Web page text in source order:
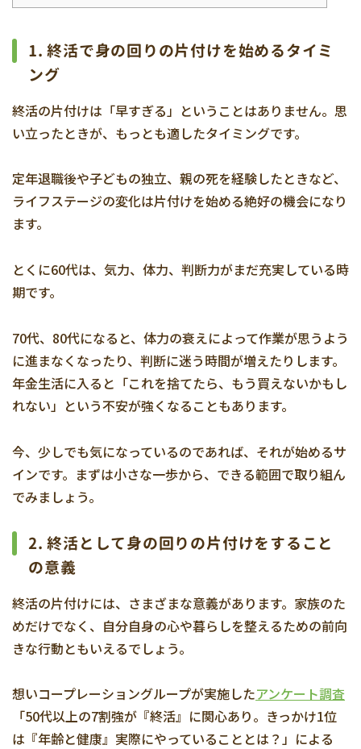
1.終活で身の回りの片付けを始めるタイミ
ング
終活の片付けは「早すぎる」ということはありません。思
い立ったときが、もっとも適したタイミングです。
定年退職後や子どもの独立、親の死を経験したときなど、
ライフステージの変化は片付けを始める絶好の機会になり
ます。
とくに60代は、気力、体力、判断力がまだ充実している時
期です。
70代、80代になると、体力の衰えによって作業が思うよう
に進まなくなったり、判断に迷う時間が増えたりします。
年金生活に入ると「これを捨てたら、もう買えないかもし
れない」という不安が強くなることもあります。
今、少しでも気になっているのであれば、それが始めるサ
インです。まずは小さな一歩から、できる範囲で取り組ん
でみましょう。
2. 終活として身の回りの片付けをすること
の意義
終活の片付けには、さまざまな意義があります。家族のた
めだけでなく、自分自身の心や暮らしを整えるための前向
きな行動ともいえるでしょう。
想いコープレーショングループが実施したアンケート調査
「50代以上の7割強が『終活』に関心あり。きっかけ1位
は『年齢と健康』実際にやっていることとは？」による